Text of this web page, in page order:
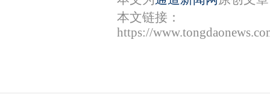
本文链接：
https://